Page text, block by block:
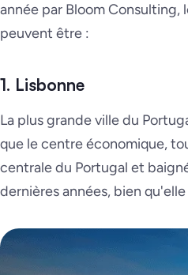
année par Bloom Consulting,
peuvent être :
1. Lisbonne
La plus grande ville du
que le centre économique,
centrale du Portugal et
dernières années, bien